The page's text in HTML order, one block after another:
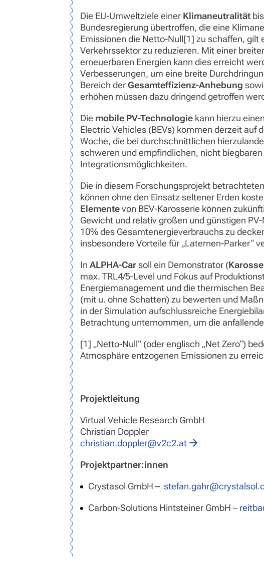
Die EU-Umweltziele einer Klimaneutralitätbis
Bundesregierung übertroffen, die eine
Emissionen die Netto-Null[1] zu schaffen,
Verkehrssektor zu reduzieren. Mit einer
erneuerbaren Energien kann dies erreicht
Verbesserungen, um eine breite
Bereich der Gesamteffizienz-Anhebung
erhöhen müssen dazu dringend getroffen
Die mobile PV-Technologiekann hierzu
Electric Vehicles (BEVs) kommen derzeit auf
Woche, die bei durchschnittlichen
schweren und empfindlichen, nicht
Integrationsmöglichkeiten.
Die in diesem Forschungsprojekt betrachteten
können ohne den Einsatz seltener Erden
Elementevon BEV-Karosserie können
Gewicht und relativ großen und günstigen
10% des Gesamtenergieverbrauchs zu
insbesondere Vorteile für „Laternen-Parker“
In ALPHA-Carsoll ein Demonstrator (
max. TRL4/5-Level und Fokus auf
Energiemanagement und die thermischen
(mit u. ohne Schatten) zu bewerten und
in der Simulation aufschlussreiche
Betrachtung unternommen, um die
[1] „Netto-Null“ (oder englisch „Net Zero“)
Atmosphäre entzogenen Emissionen zu
Projektleitung
Virtual Vehicle Research GmbH
Christian Doppler
christian.doppler@v2c2.at
Projektpartner:innen
Crystasol GmbH –
Carbon-Solutions Hintsteiner GmbH –